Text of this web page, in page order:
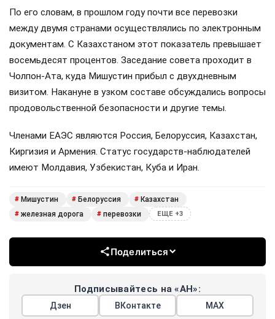
По его словам, в прошлом году почти все перевозки
между двумя странами осуществлялись по электронным
документам. С Казахстаном этот показатель превышает
восемьдесят процентов. Заседание совета проходит в
Чолпон-Ата, куда Мишустин прибыл с двухдневным
визитом. Накануне в узком составе обсуждались вопросы
продовольственной безопасности и другие темы.
Членами ЕАЭС являются Россия, Белоруссия, Казахстан,
Киргизия и Армения. Статус государств-наблюдателей
имеют Молдавия, Узбекистан, Куба и Иран.
# Мишустин # Белоруссия # Казахстан
# железная дорога # перевозки ЕЩЕ +3
Поделиться
Подписывайтесь на «АН»:
Дзен ВКонтакте МАХ